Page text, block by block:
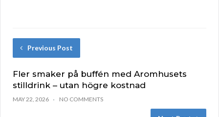
Previous Post
Fler smaker på buffén med Aromhusets
stilldrink – utan högre kostnad
MAY 22, 2026 NO COMMENTS